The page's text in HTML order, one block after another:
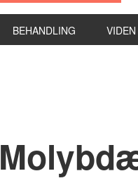
BEHANDLING VIDEN